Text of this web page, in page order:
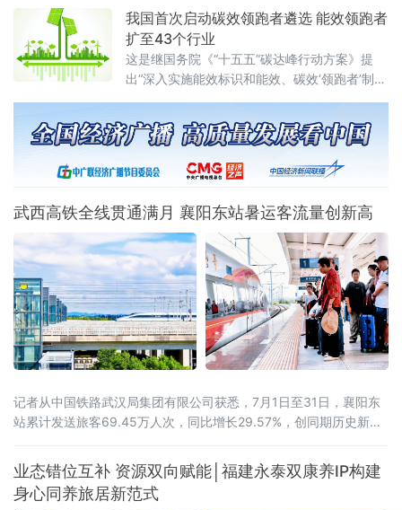
健壮。管理区工作人员正穿梭于田间，按照拔
节孕穗期“5321”管水法要求，开展控水作业。
我国首次启动碳效领跑者遴选 能效领跑者
扩至43个行业
这是继国务院《“十五五”碳达峰行动方案》提
出“深入实施能效标识和能效、碳效‘领跑者’制
武西高铁全线贯通满月 襄阳东站暑运客流量创新高
记者从中国铁路武汉局集团有限公司获悉，7月1日至31日，襄阳东
站累计发送旅客69.45万人次，同比增长29.57%，创同期历史新
日，西安至十堰高速铁路开通运营，武西高铁实现全线贯通，襄阳
至西安最快旅行时间压缩至1小时41分。据统计，7月份，襄阳东站
前往山西、陕西方向的旅
业态错位互补 资源双向赋能│福建永泰双康养IP构建
身心同养旅居新范式